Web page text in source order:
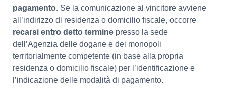
pagamento. Se la comunicazione al vincitore avviene
all’indirizzo di residenza o domicilio fiscale, occorre
recarsi entro detto termine presso la sede
dell’Agenzia delle dogane e dei monopoli
territorialmente competente (in base alla propria
residenza o domicilio fiscale) per l’identificazione e
l’indicazione delle modalità di pagamento.